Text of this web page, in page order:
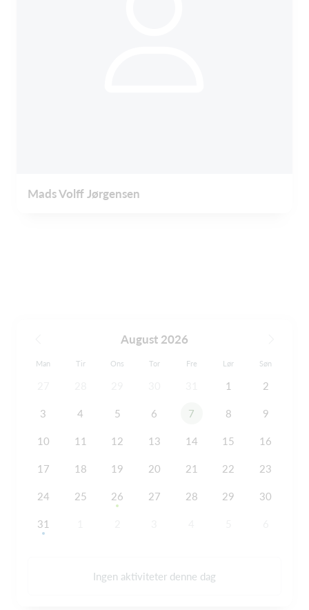
Mads Volff Jørgensen
August 2026
Man Tir Ons Tor Fre Lør Søn
1 2
3 4 5 6 7 8 9
10 11 12 13 14 15 16
17 18 19 20 21 22 23
24 25 26 27 28 29 30
31
Ingen aktiviteter denne dag